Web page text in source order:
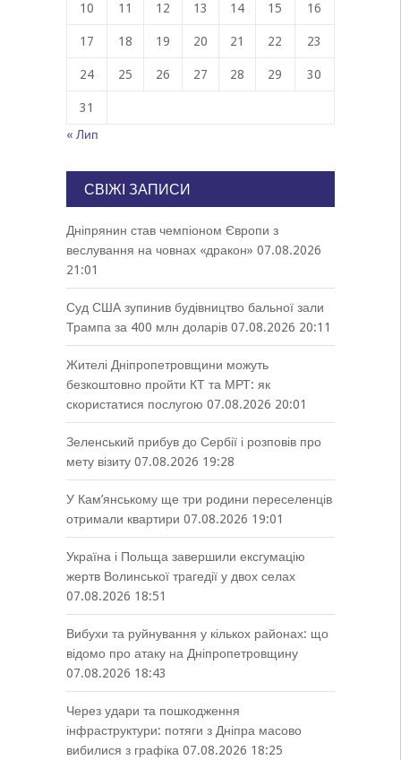
10 11 12 13 14 15 16
17 18 19 20 21 22 23
24 25 26 27 28 29 30
31
« Лип
СВІЖІ ЗАПИСИ
Дніпрянин став чемпіоном Європи з
веслування на човнах «дракон» 07.08.2026
21:01
Суд США зупинив будівництво бальної зали
Трампа за 400 млн доларів 07.08.2026 20:11
Жителі Дніпропетровщини можуть
безкоштовно пройти КТ та МРТ: як
скористатися послугою 07.08.2026 20:01
Зеленський прибув до Сербії і розповів про
мету візиту 07.08.2026 19:28
У Кам’янському ще три родини переселенців
отримали квартири 07.08.2026 19:01
Україна і Польща завершили ексгумацію
жертв Волинської трагедії у двох селах
07.08.2026 18:51
Вибухи та руйнування у кількох районах: що
відомо про атаку на Дніпропетровщину
07.08.2026 18:43
Через удари та пошкодження
інфраструктури: потяги з Дніпра масово
вибилися з графіка 07.08.2026 18:25